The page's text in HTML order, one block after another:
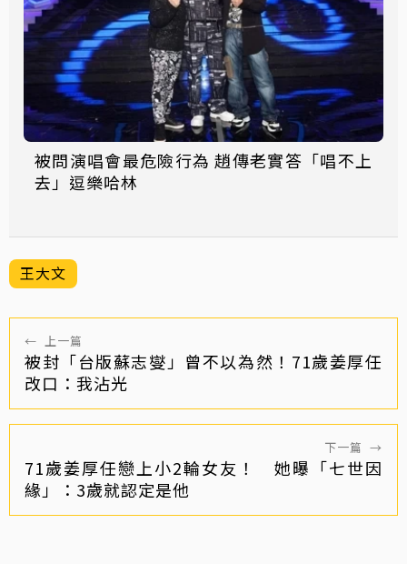
被問演唱會最危險行為 趙傳老實答「唱不上
去」逗樂哈林
王大文
← 上一篇
被封「台版蘇志燮」曾不以為然！71歲姜厚任
改口：我沾光
下一篇 →
71歲姜厚任戀上小2輪女友！ 她曝「七世因
緣」：3歲就認定是他